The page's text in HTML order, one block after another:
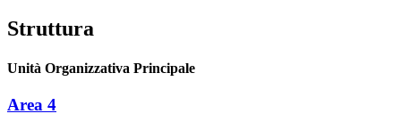
Struttura
Unità Organizzativa Principale
Area 4